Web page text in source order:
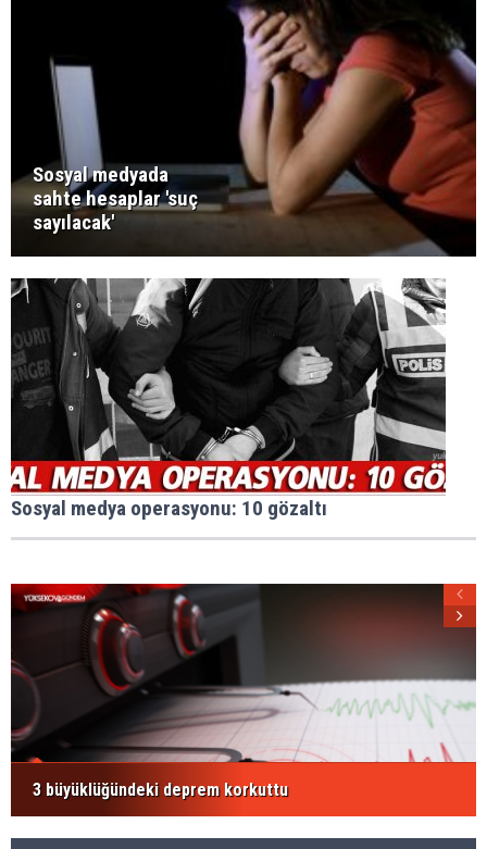
Sosyal medyada
sahte hesaplar 'suç
sayılacak'
Sosyal medya operasyonu: 10 gözaltı
3 büyüklüğündeki deprem korkuttu